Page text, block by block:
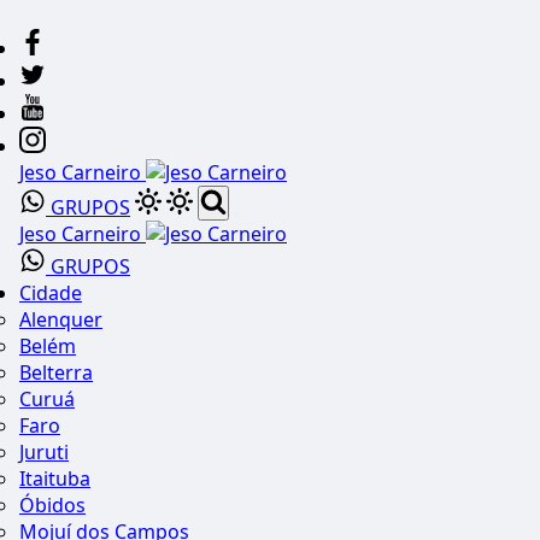
Jeso Carneiro
GRUPOS
Jeso Carneiro
GRUPOS
Cidade
Alenquer
Belém
Belterra
Curuá
Faro
Juruti
Itaituba
Óbidos
Mojuí dos Campos